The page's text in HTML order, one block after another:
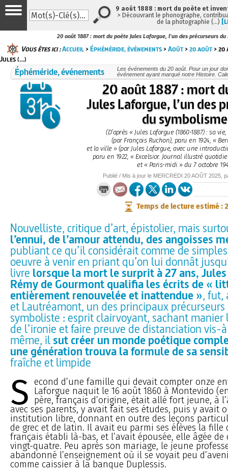
20 août 1887 : mort du poète Jules Laforgue, l'un des précurseurs du
Vous êtes ici :Accueil >Éphéméride, événements >Août >20 août >
Jules (…)
Éphéméride, événements
Les événements du 20 août. Pour un jour
événement ayant marqué notre Histoire.
20 août 1887 : mort
Jules Laforgue, l’un des
du symbolisme
(D’après « Jules Laforgue (1860-1887) : sa
(par François Ruchon), paru en 1924, «
et la ville » (par Jules Laforgue, avec une
paru en 1922, « Excelsior. Journal illustré
et « Paris-midi » du 7 octobre
Publié / Mis à jour le MERCREDI 20 AOÛT 2025 ,
Temps de lecture estimé :
Nouvelliste, critique d’art, épistolier, mais
l’ennui, de l’amour attendu, des angoisses
publiant ce qu’il considérait comme de
oeuvre à venir en priant qu’on lui donnât
livre lorsque la mort le surprit à 27 ans,
Rémy de Gourmont qualifia les écrits de «
entièrement renouvelée et inattendue », fut,
et Lautréamont, un des principaux
symboliste : esprit clairvoyant, sachant manier
de l’ironie et faire preuve de distanciation
même, ilsut créer un monde poétique
une génération trouva la formule de sa
fraîche et limpide
S econd d’une famille qui devait compter onze
Laforgue naquit le 16 août 1860 à Montevido
père, français d’origine, était allé fort jeune, à
avec ses parents, y avait fait ses études, puis y avait
institution libre, donnant en outre des leçons
de grec et de latin. Il avait eu parmi ses élèves la fille
français établi là-bas, et l’avait épousée, elle âgée
vingt-quatre. Peu après son mariage, le jeune
abandonné l’enseignement où il se voyait peu
comme caissier à la banque Duplessis.
9 août 1888 : mort du poète et
> Découvrant le phonographe,
de la photographie (…)